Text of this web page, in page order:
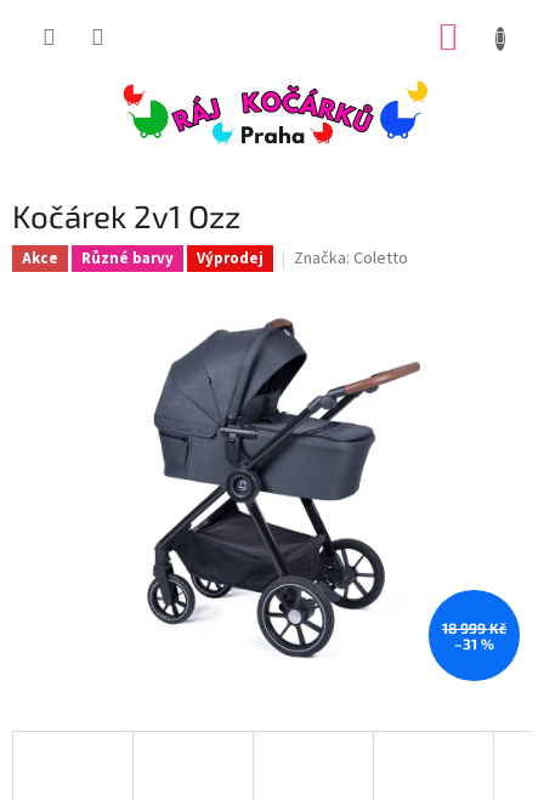
Kočárek 2v1 Ozz
Akce Různé barvy Výprodej Značka: Coletto
18 999 Kč
–31 %